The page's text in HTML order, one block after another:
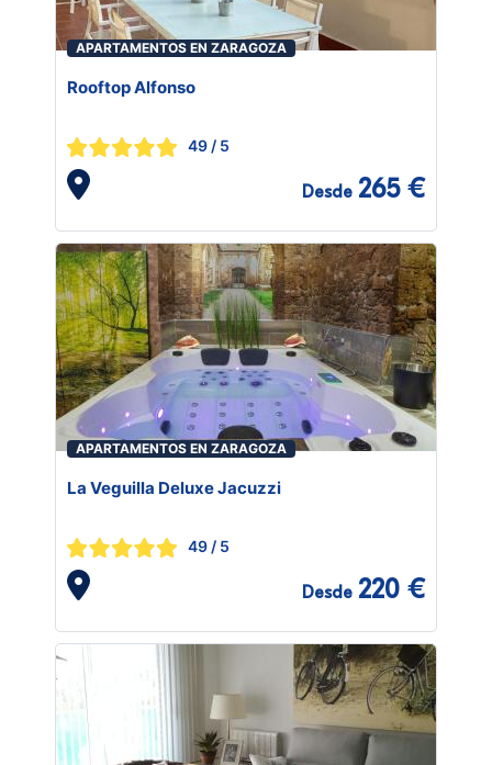
APARTAMENTOS EN ZARAGOZA
Rooftop Alfonso
49 / 5
Desde 265 €
APARTAMENTOS EN ZARAGOZA
La Veguilla Deluxe Jacuzzi
49 / 5
Desde 220 €